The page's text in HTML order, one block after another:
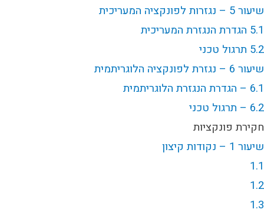
שיעור 5 – נגזרות לפונקציה המעריכית
5.1 הגדרת הנגזרת המעריכית
5.2 תרגול טכני
שיעור 6 – נגזרת לפונקציה הלוגריתמית
6.1 – הגדרת הנגזרת הלוגריתמית
6.2 – תרגול טכני
חקירת פונקציות
שיעור 1 – נקודות קיצון
1.1
1.2
1.3